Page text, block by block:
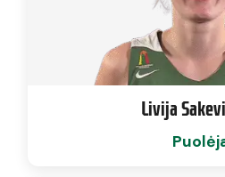
Livija